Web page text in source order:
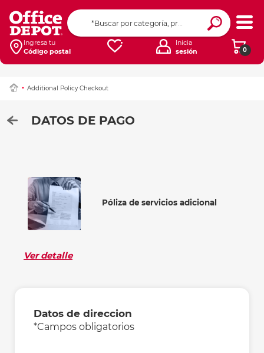
Ingresa tu
Código postal
0
Inicia
sesión
Additional Policy Checkout
DATOS DE PAGO
Póliza de servicios adicional
Ver detalle
Datos de direccion
*Campos obligatorios